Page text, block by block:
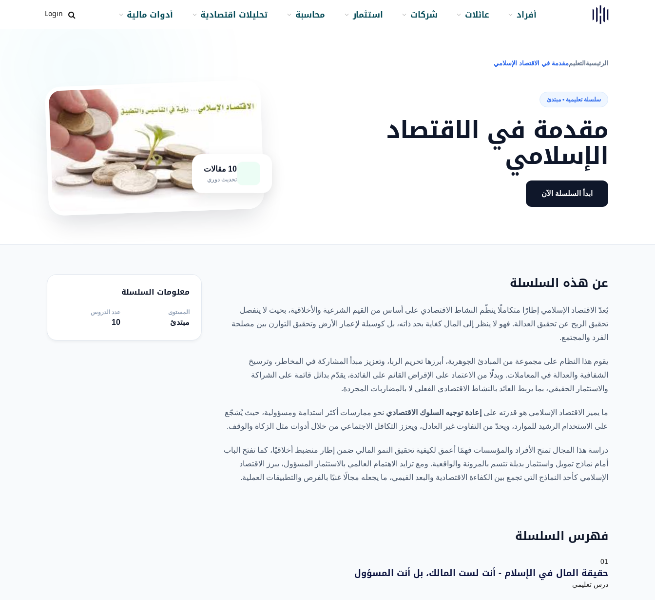
أفراد عائلات شركات استثمار محاسبة تحليلات اقتصادية أدوات مالية Login
الرئيسية التعليممقدمة في الاقتصاد الإسلامي
سلسلة تعليمية • مبتدئ
مقدمة في الاقتصاد
الإسلامي
ابدأ السلسلة الآن
10 مقالات
تحديث دوري
عن هذه السلسلة
يُعدّ الاقتصاد الإسلامي إطارًا متكاملًا ينظّم النشاط الاقتصادي على أساس من القيم الشرعية والأخلاقية، بحيث لا ينفصل
تحقيق الربح عن تحقيق العدالة. فهو لا ينظر إلى المال كغاية بحد ذاته، بل كوسيلة لإعمار الأرض وتحقيق التوازن بين مصلحة
الفرد والمجتمع.
يقوم هذا النظام على مجموعة من المبادئ الجوهرية، أبرزها تحريم الربا، وتعزيز مبدأ المشاركة في المخاطر، وترسيخ
الشفافية والعدالة في المعاملات. وبدلًا من الاعتماد على الإقراض القائم على الفائدة، يقدّم بدائل قائمة على الشراكة
والاستثمار الحقيقي، بما يربط العائد بالنشاط الاقتصادي الفعلي لا بالمضاربات المجردة.
ما يميز الاقتصاد الإسلامي هو قدرته على إعادة توجيه السلوك الاقتصادي نحو ممارسات أكثر استدامة ومسؤولية، حيث يُشجّع
على الاستخدام الرشيد للموارد، ويحدّ من التفاوت غير العادل، ويعزز التكافل الاجتماعي من خلال أدوات مثل الزكاة والوقف.
دراسة هذا المجال تمنح الأفراد والمؤسسات فهمًا أعمق لكيفية تحقيق النمو المالي ضمن إطار منضبط أخلاقيًا، كما تفتح الباب
أمام نماذج تمويل واستثمار بديلة تتسم بالمرونة والواقعية. ومع تزايد الاهتمام العالمي بالاستثمار المسؤول، يبرز الاقتصاد
الإسلامي كأحد النماذج التي تجمع بين الكفاءة الاقتصادية والبعد القيمي، ما يجعله مجالًا غنيًا بالفرص والتطبيقات العملية.
فهرس السلسلة
01
حقيقة المال في الإسلام - أنت لست المالك، بل أنت المسؤول
درس تعليمي
معلومات السلسلة
المستوى
مبتدئ
عدد الدروس
10